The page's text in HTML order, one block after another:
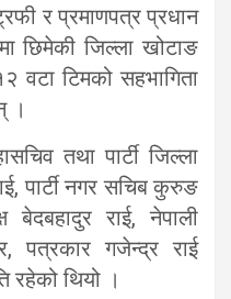
र प्रमाणपत्र प्रधान
छिमेकी जिल्ला खोटाङ
वटा टिमको सहभागिता
।
तथा पार्टी जिल्ला
पार्टी नगर सचिब कुरुङ
बेदबहादुर राई, नेपाली
पत्रकार गजेन्द्र राई
रहेको थियो ।